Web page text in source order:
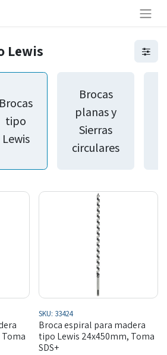
Lewis
Brocas
tipo
Lewis
Brocas
planas y
Sierras
circulares
SKU: 33424
Broca espiral para madera
tipo Lewis 24x450mm, Toma
SDS+